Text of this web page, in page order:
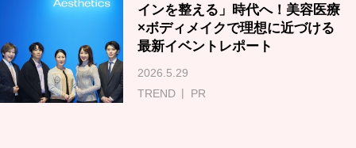
インを整える」時代へ！美容医療
×ボディメイクで理想に近づける
最新イベントレポート
2026.5.29
TREND
PR